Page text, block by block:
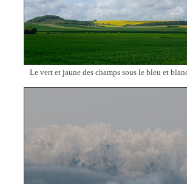
Le vert et jaune des champs sous le bleu et